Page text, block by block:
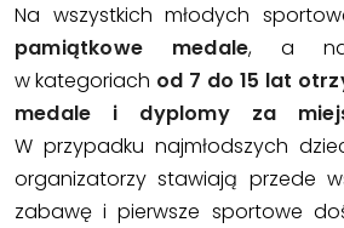
Na wszystkich młodych
pamiątkowe medale, a
w kategoriach od 7 do 15 lat
medale i dyplomy za
W przypadku najmłodszych
organizatorzy stawiają przede
zabawę i pierwsze sportowe